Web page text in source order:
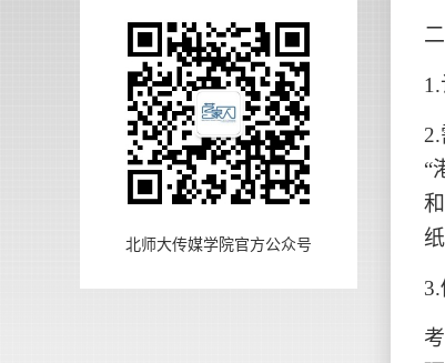
北师大传媒学院官方公众号
1.
2.
“
3.